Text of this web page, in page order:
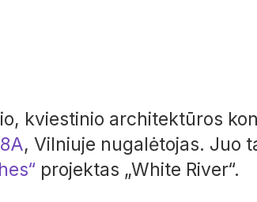
kviestinio architektūros
, Vilniuje nugalėtojas. Juo
projektas „White River“.